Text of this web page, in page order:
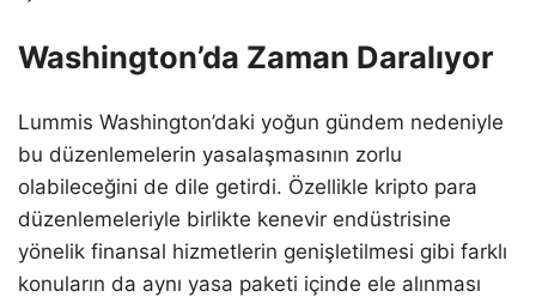
Washington’da Zaman Daralıyor
Lummis Washington’daki yoğun gündem nedeniyle
bu düzenlemelerin yasalaşmasının zorlu
olabileceğini de dile getirdi. Özellikle kripto para
düzenlemeleriyle birlikte kenevir endüstrisine
yönelik finansal hizmetlerin genişletilmesi gibi farklı
konuların da aynı yasa paketi içinde ele alınması